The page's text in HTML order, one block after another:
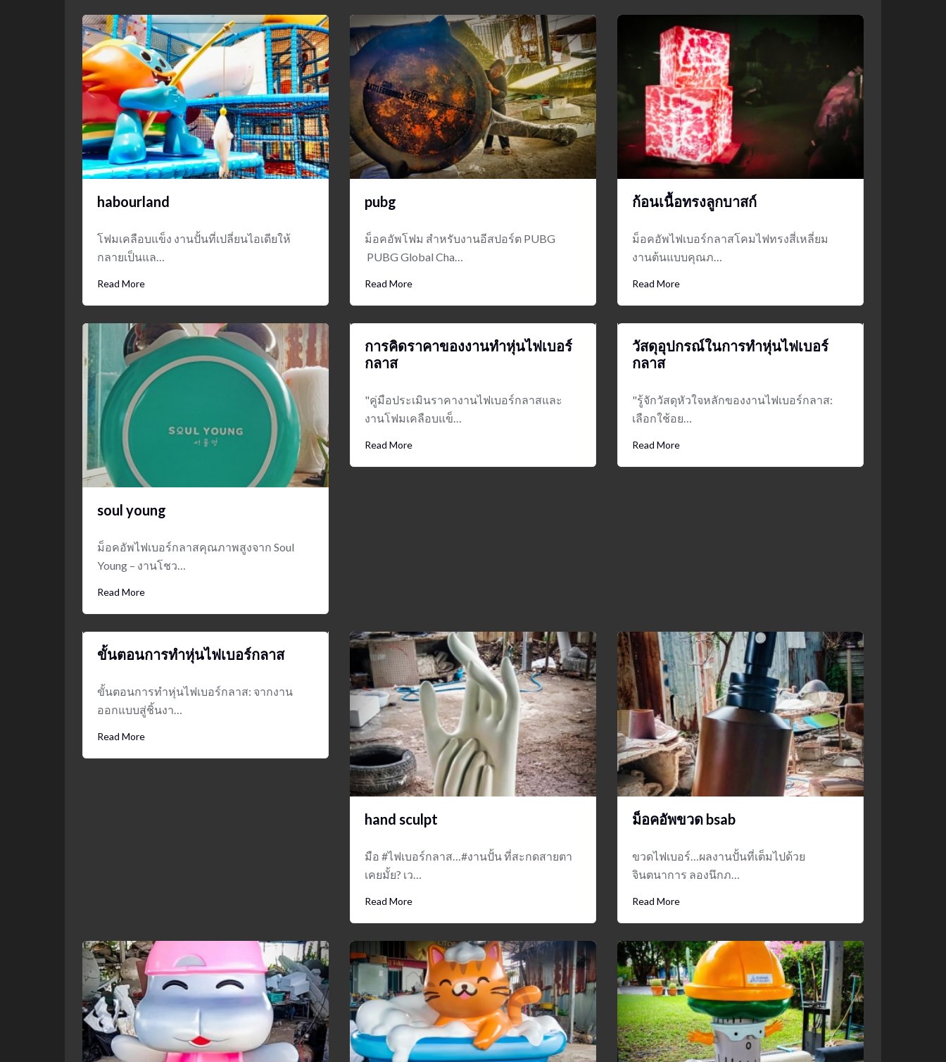
habourland
โฟมเคลือบแข็ง งานปั้นที่เปลี่ยนไอเดียให้
กลายเป็นแล…
Read More
pubg
ม็อคอัพโฟม สำหรับงานอีสปอร์ต PUBG
PUBG Global Cha…
Read More
ก้อนเนื้อทรงลูกบาสก์
ม็อคอัพไฟเบอร์กลาสโคมไฟทรงสี่เหลี่ยม
งานต้นแบบคุณภ…
Read More
soul young
ม็อคอัพไฟเบอร์กลาสคุณภาพสูงจาก Soul
Young – งานโชว…
Read More
การคิดราคาของงานทำหุ่นไฟเบอร์
กลาส
"คู่มือประเมินราคางานไฟเบอร์กลาสและ
งานโฟมเคลือบแข็…
Read More
วัสดุอุปกรณ์ในการทำหุ่นไฟเบอร์
กลาส
"รู้จักวัสดุหัวใจหลักของงานไฟเบอร์กลาส:
เลือกใช้อย…
Read More
ขั้นตอนการทำหุ่นไฟเบอร์กลาส
ขั้นตอนการทำหุ่นไฟเบอร์กลาส: จากงาน
ออกแบบสู่ชิ้นงา…
Read More
hand sculpt
มือ #ไฟเบอร์กลาส…#งานปั้น ที่สะกดสายตา
เคยมั้ย? เว…
Read More
ม็อคอัพขวด bsab
ขวดไฟเบอร์…ผลงานปั้นที่เต็มไปด้วย
จินตนาการ ลองนึกภ…
Read More